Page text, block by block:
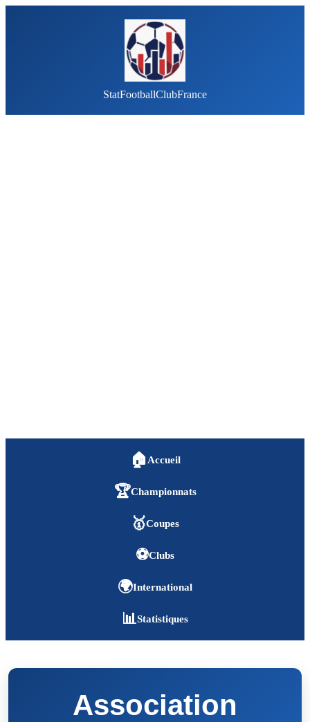
StatFootballClubFrance
🏠 Accueil
🏆Championnats
🥇Coupes
⚽Clubs
🌍International
📊Statistiques
Association